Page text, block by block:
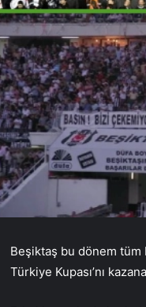
Beşiktaş bu dönem
Türkiye Kupası’nı